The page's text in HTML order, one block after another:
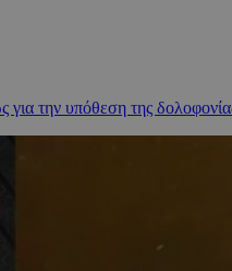
για την υπόθεση της